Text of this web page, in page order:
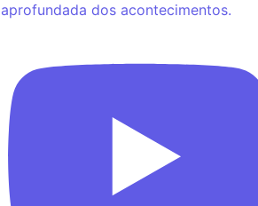
aprofundada dos acontecimentos.